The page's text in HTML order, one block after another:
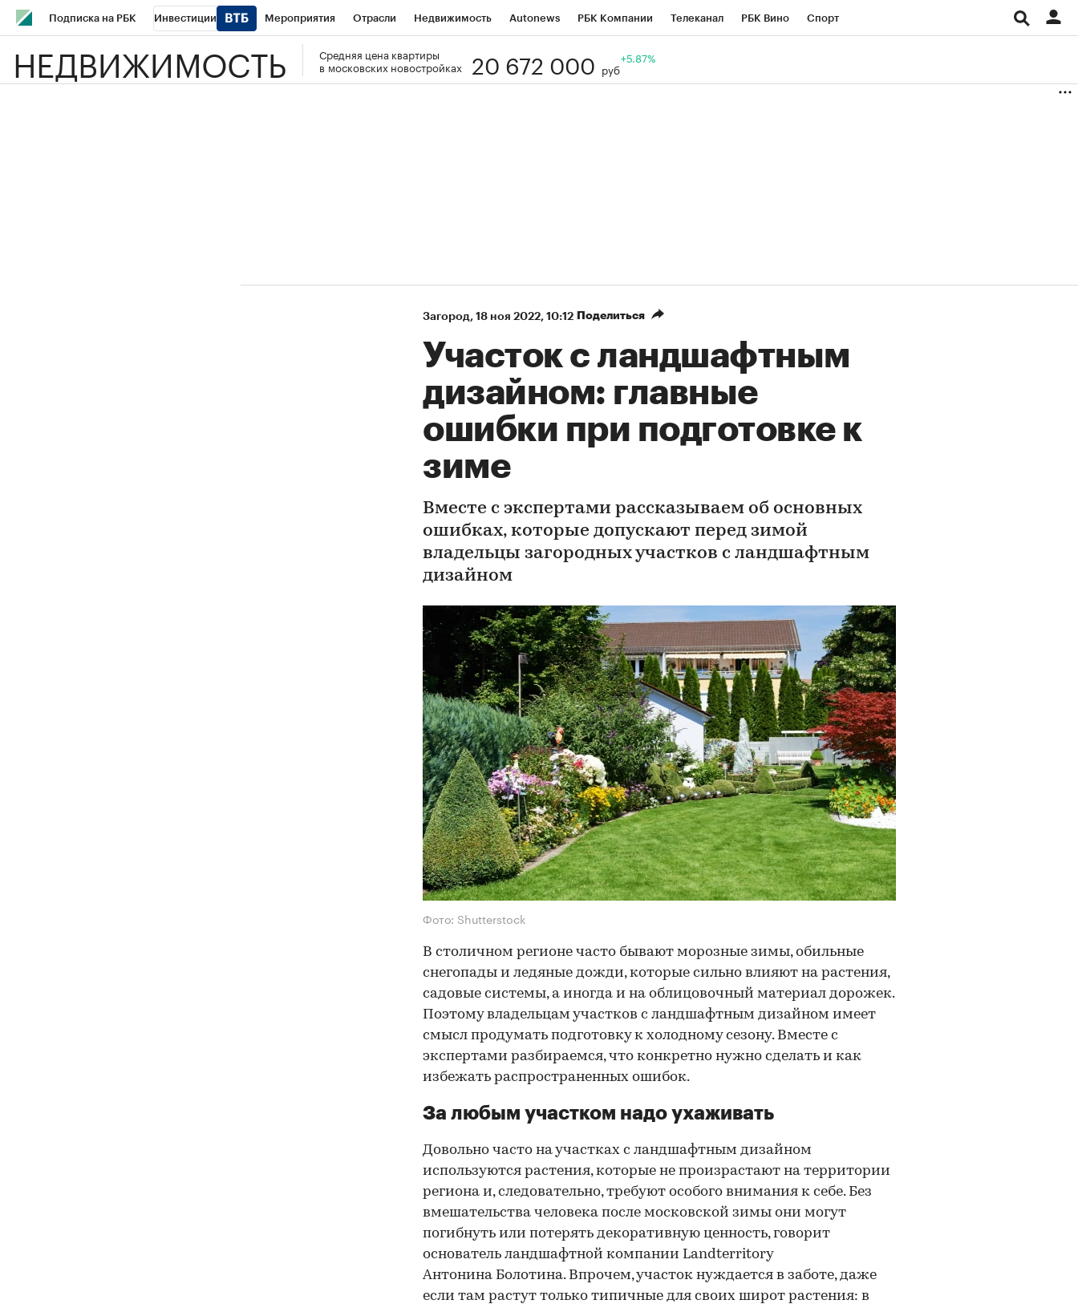
Подписка на РБК Инвестиции Мероприятия Отрасли Недвижимость Autonews РБК Компании Телеканал РБК Вино Спорт
Школа управления РБК РБК Образование РБК Курсы РБК Life Тренды Национальные проекты
НЕДВИЖИМОСТЬ
Средняя цена квартиры
в московских новостройках
20 672 000 руб
+5.87%
Загород⁠, 18 ноя 2022, 10:12 Поделиться
Участок с ландшафтным
дизайном: главные
ошибки при подготовке к
зиме
Вместе с экспертами рассказываем об основных
ошибках, которые допускают перед зимой
владельцы загородных участков с ландшафтным
дизайном
Фото: Shutterstock
В столичном регионе часто бывают морозные зимы, обильные
снегопады и ледяные дожди, которые сильно влияют на растения,
садовые системы, а иногда и на облицовочный материал дорожек.
Поэтому владельцам участков с ландшафтным дизайном имеет
смысл продумать подготовку к холодному сезону. Вместе с
экспертами разбираемся, что конкретно нужно сделать и как
избежать распространенных ошибок.
За любым участком надо ухаживать
Довольно часто на участках с ландшафтным дизайном
используются растения, которые не произрастают на территории
региона и, следовательно, требуют особого внимания к себе. Без
вмешательства человека после московской зимы они могут
погибнуть или потерять декоративную ценность, говорит
основатель ландшафтной компании Landterritory
Антонина Болотина. Впрочем, участок нуждается в заботе, даже
если там растут только типичные для своих широт растения: в